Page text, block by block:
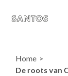
Home
De roots van